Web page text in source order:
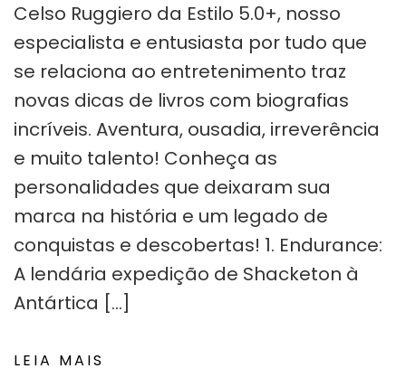
Celso Ruggiero da Estilo 5.0+, nosso
especialista e entusiasta por tudo que
se relaciona ao entretenimento traz
novas dicas de livros com biografias
incríveis. Aventura, ousadia, irreverência
e muito talento! Conheça as
personalidades que deixaram sua
marca na história e um legado de
conquistas e descobertas! 1. Endurance:
A lendária expedição de Shacketon à
Antártica […]
LEIA MAIS